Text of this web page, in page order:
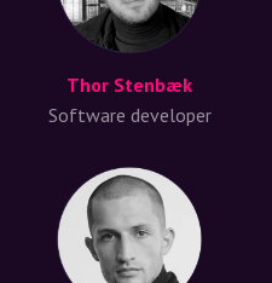
Thor Stenbæk
Software developer